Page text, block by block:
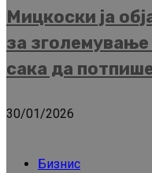
Мицкоски ја
за
сака да
30/01/2026
Бизнис